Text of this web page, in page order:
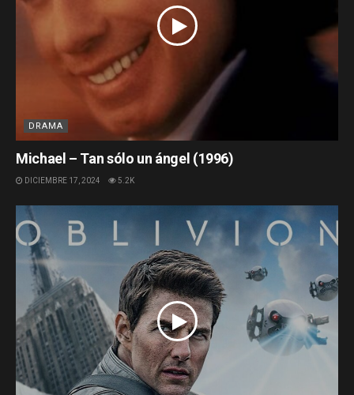
DRAMA
Michael – Tan sólo un ángel (1996)
DICIEMBRE 17, 2024 5.2K